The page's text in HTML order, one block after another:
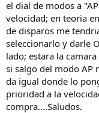
el dial de modos a
velocidad; en teoria
de disparos me
seleccionarlo y darle
lado; estara la
si salgo del modo AP
da igual donde lo
prioridad a la
compra....Saludos.